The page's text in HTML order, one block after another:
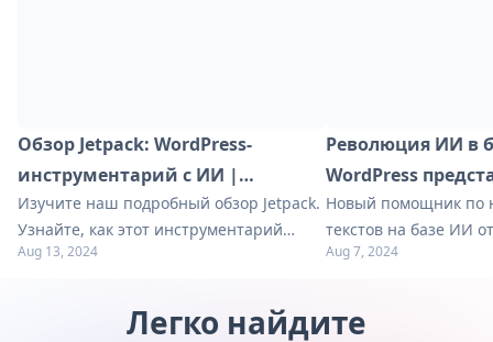
Обзор Jetpack: WordPress-
инструментарий с ИИ |
Улучшите свой сайт
Изучите наш подробный обзор Jetpack.
Узнайте, как этот инструментарий
WordPress с ИИ улучшает
рост. Получите практические советы по
оптимизации вашего сайта!
Aug 13, 2024
Революция ИИ в
WordPress
инструмент
(Бета)
Новый помощник по
текстов на базе ИИ
направлен на
для миллионов
Aug 7, 2024
Легко найдите